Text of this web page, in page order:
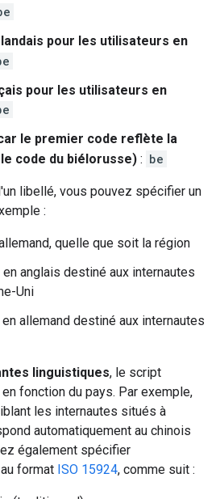
pour les utilisateurs en
pour les utilisateurs en
le premier code reflète la
code du biélorusse) : be
libellé, vous pouvez spécifier un
:
quelle que soit la région
en anglais destiné aux internautes
Uni
en allemand destiné aux internautes
linguistiques, le script
fonction du pays. Par exemple,
les internautes situés à
automatiquement au chinois
également spécifier
format ISO 15924, comme suit :